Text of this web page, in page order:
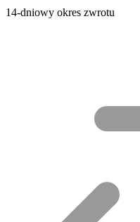
14-dniowy okres zwrotu